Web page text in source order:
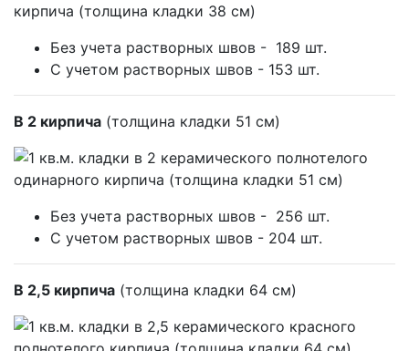
Без учета растворных швов - 189 шт.
С учетом растворных швов - 153 шт.
В 2 кирпича (толщина кладки 51 см)
Без учета растворных швов - 256 шт.
С учетом растворных швов - 204 шт.
В 2,5 кирпича (толщина кладки 64 см)